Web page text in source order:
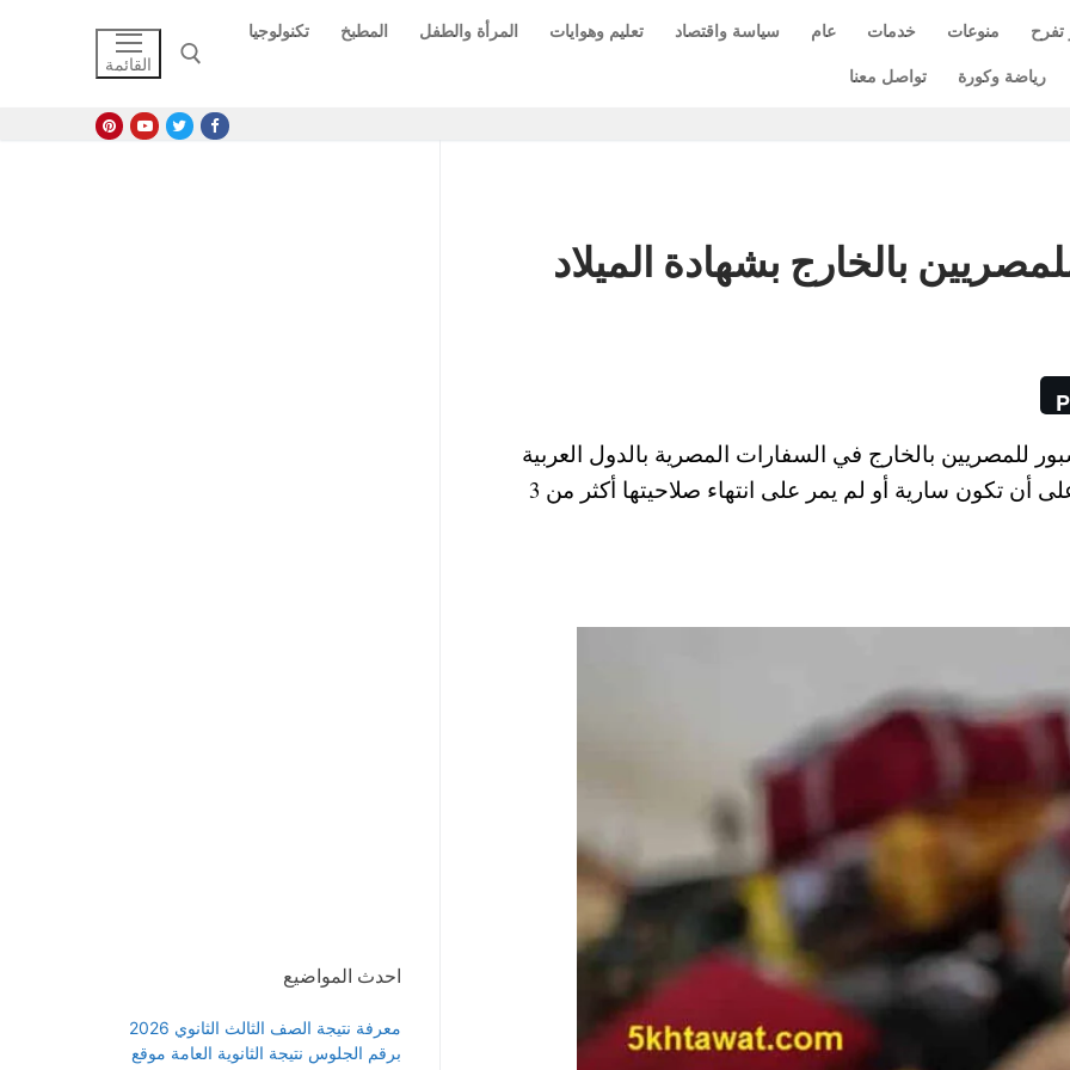
تفرح منوعات خدمات عام سياسة واقتصاد تعليم وهوايات المرأة والطفل المطبخ
تكنولوجيا
رياضة وكورة
تواصل معنا القائمة
بالخارج بشهادة الميلاد
للمصريين بالخارج في السفارات المصرية بالدول العربية
والأجنبية بشهادة الميلاد أو بطاقة الرقم القومي على أن تكون سارية أو لم يمر على انتهاء صلاحيتها أكثر من 3
احدث المواضيع
معرفة نتيجة الصف الثالث الثانوي 2026
برقم الجلوس نتيجة الثانوية العامة موقع